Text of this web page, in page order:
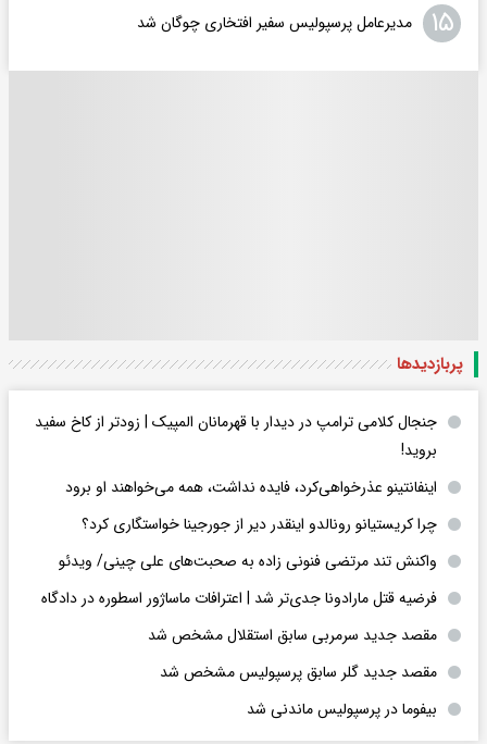
۱۵ مدیرعامل پرسپولیس سفیر افتخاری چوگان شد
پربازدید‌ها
جنجال کلامی ترامپ در دیدار با قهرمانان المپیک | زودتر از کاخ سفید
بروید!
اینفانتینو عذرخواهی‌کرد، فایده نداشت، همه می‌خواهند او برود
چرا کریستیانو رونالدو اینقدر دیر از جورجینا خواستگاری کرد؟
واکنش تند مرتضی فنونی زاده به صحبت‌های علی چینی/ ویدئو
فرضیه قتل مارادونا جدی‌تر شد | اعترافات ماساژور اسطوره در دادگاه
مقصد جدید سرمربی سابق استقلال مشخص شد
مقصد جدید گلر سابق پرسپولیس مشخص شد
بیفوما در پرسپولیس ماندنی شد